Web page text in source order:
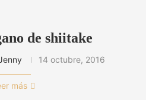
de shiitake
14 octubre, 2016
más